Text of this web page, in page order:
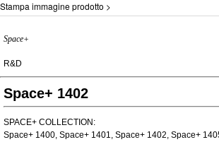
Stampa immagine prodotto >
Space+
R&D
Space+ 1402
SPACE+ COLLECTION:
Space+ 1400, Space+ 1401, Space+ 1402, Space+